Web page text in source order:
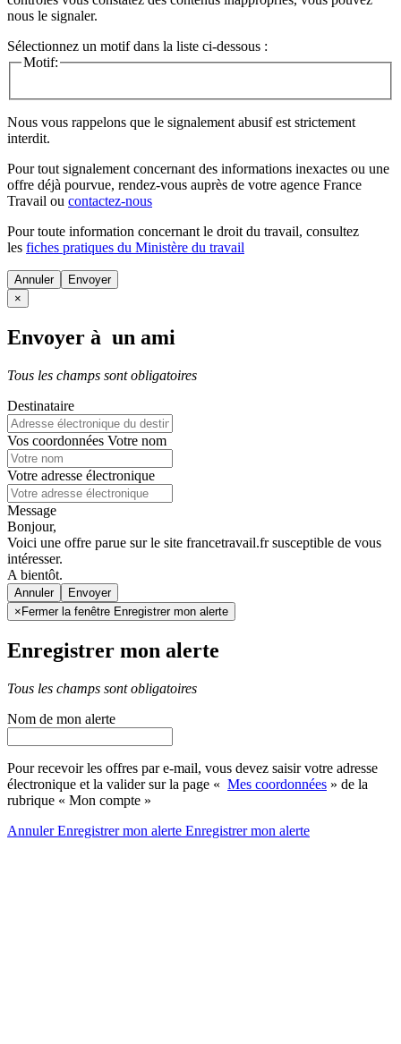
nous le signaler.
Sélectionnez un motif dans la liste ci-dessous :
Motif:
Nous vous rappelons que le signalement abusif est strictement
interdit.
Pour tout signalement concernant des informations inexactes ou une
offre déjà pourvue, rendez-vous auprès de votre agence France
Travail ou contactez-nous
Pour toute information concernant le droit du travail, consultez
les fiches pratiques du Ministère du travail
Annuler
×
Envoyer à un ami
Tous les champs sont obligatoires
Destinataire
Vos coordonnées Votre nom
Votre adresse électronique
Message
Bonjour,
Voici une offre parue sur le site francetravail.fr susceptible de vous
intéresser.
A bientôt.
Annuler
× Fermer la fenêtre Enregistrer mon alerte
Enregistrer mon alerte
Tous les champs sont obligatoires
Nom de mon alerte
Pour recevoir les offres par e-mail, vous devez saisir votre adresse
électronique et la valider sur la page « Mes coordonnées » de la
rubrique « Mon compte »
AnnulerEnregistrer mon alerte Enregistrermon alerte